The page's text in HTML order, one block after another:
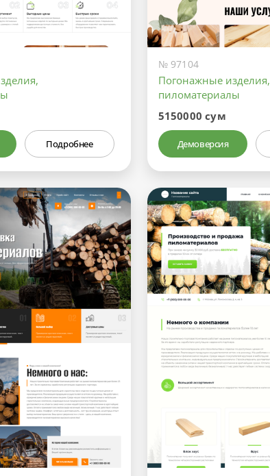
Подробнее
№ 97104
Погонажные изделия,
пиломатериалы
5150000 сум
Демоверсия